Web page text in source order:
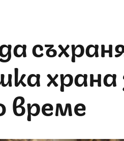
храна
време